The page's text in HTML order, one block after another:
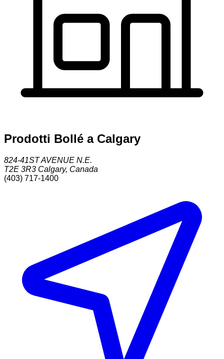
Prodotti Bollé a Calgary
824-41ST AVENUE N.E.
T2E 3R3 Calgary, Canada
(403) 717-1400